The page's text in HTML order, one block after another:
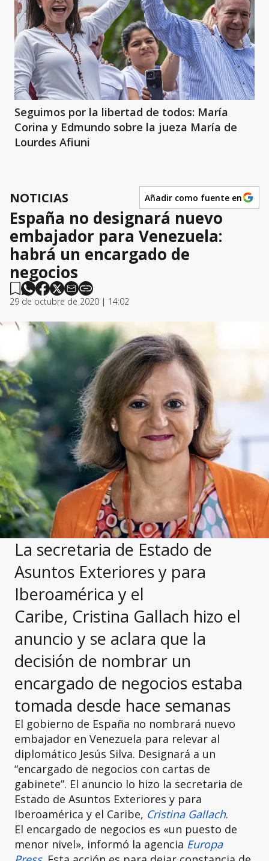
Seguimos por la libertad de todos: María
Corina y Edmundo sobre la jueza María de
Lourdes Afiuni
NOTICIAS Añadir como fuente en
España no designará nuevo
embajador para Venezuela:
habrá un encargado de
negocios
29 de octubre de 2020 | 14:02
La secretaria de Estado de
Asuntos Exteriores y para
Iberoamérica y el
Caribe, Cristina Gallach hizo el
anuncio y se aclara que la
decisión de nombrar un
encargado de negocios estaba
tomada desde hace semanas
El gobierno de España no nombrará nuevo
embajador en Venezuela para relevar al
diplomático Jesús Silva. Designará a un
“encargado de negocios con cartas de
gabinete”. El anuncio lo hizo la secretaria de
Estado de Asuntos Exteriores y para
Iberoamérica y el Caribe, Cristina Gallach.
El encargado de negocios es «un puesto de
menor nivel», informó la agencia Europa